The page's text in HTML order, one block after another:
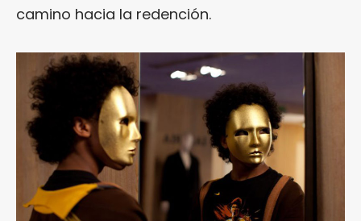
camino hacia la redención.